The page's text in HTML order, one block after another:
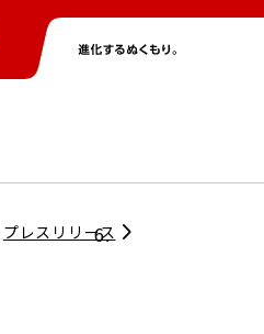
ップ
報トップ
ィトップ
プレスリリース